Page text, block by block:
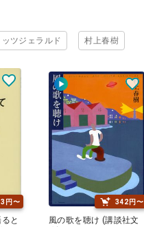
ツジェラルド 村上春樹
円〜
と
342円〜
風の歌を聴け (講談社文